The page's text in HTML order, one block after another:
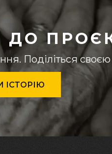
ДО
Поділіться своєю
ІСТОРІЮ